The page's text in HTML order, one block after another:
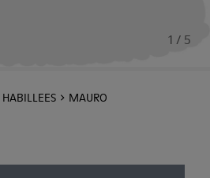
1 / 5
HABILLEES MAURO